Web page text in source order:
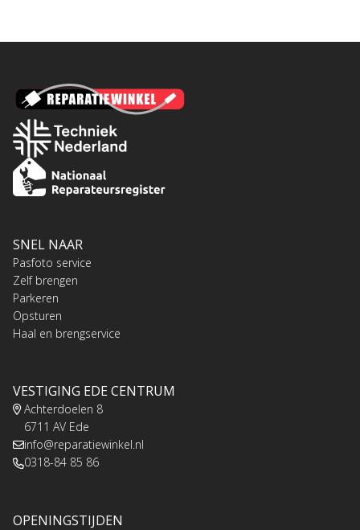
SNEL NAAR
Pasfoto service
Zelf brengen
Parkeren
Opsturen
Haal en brengservice
VESTIGING EDE CENTRUM
Achterdoelen 8
6711 AV Ede
info@reparatiewinkel.nl
0318-84 85 86
OPENINGSTIJDEN